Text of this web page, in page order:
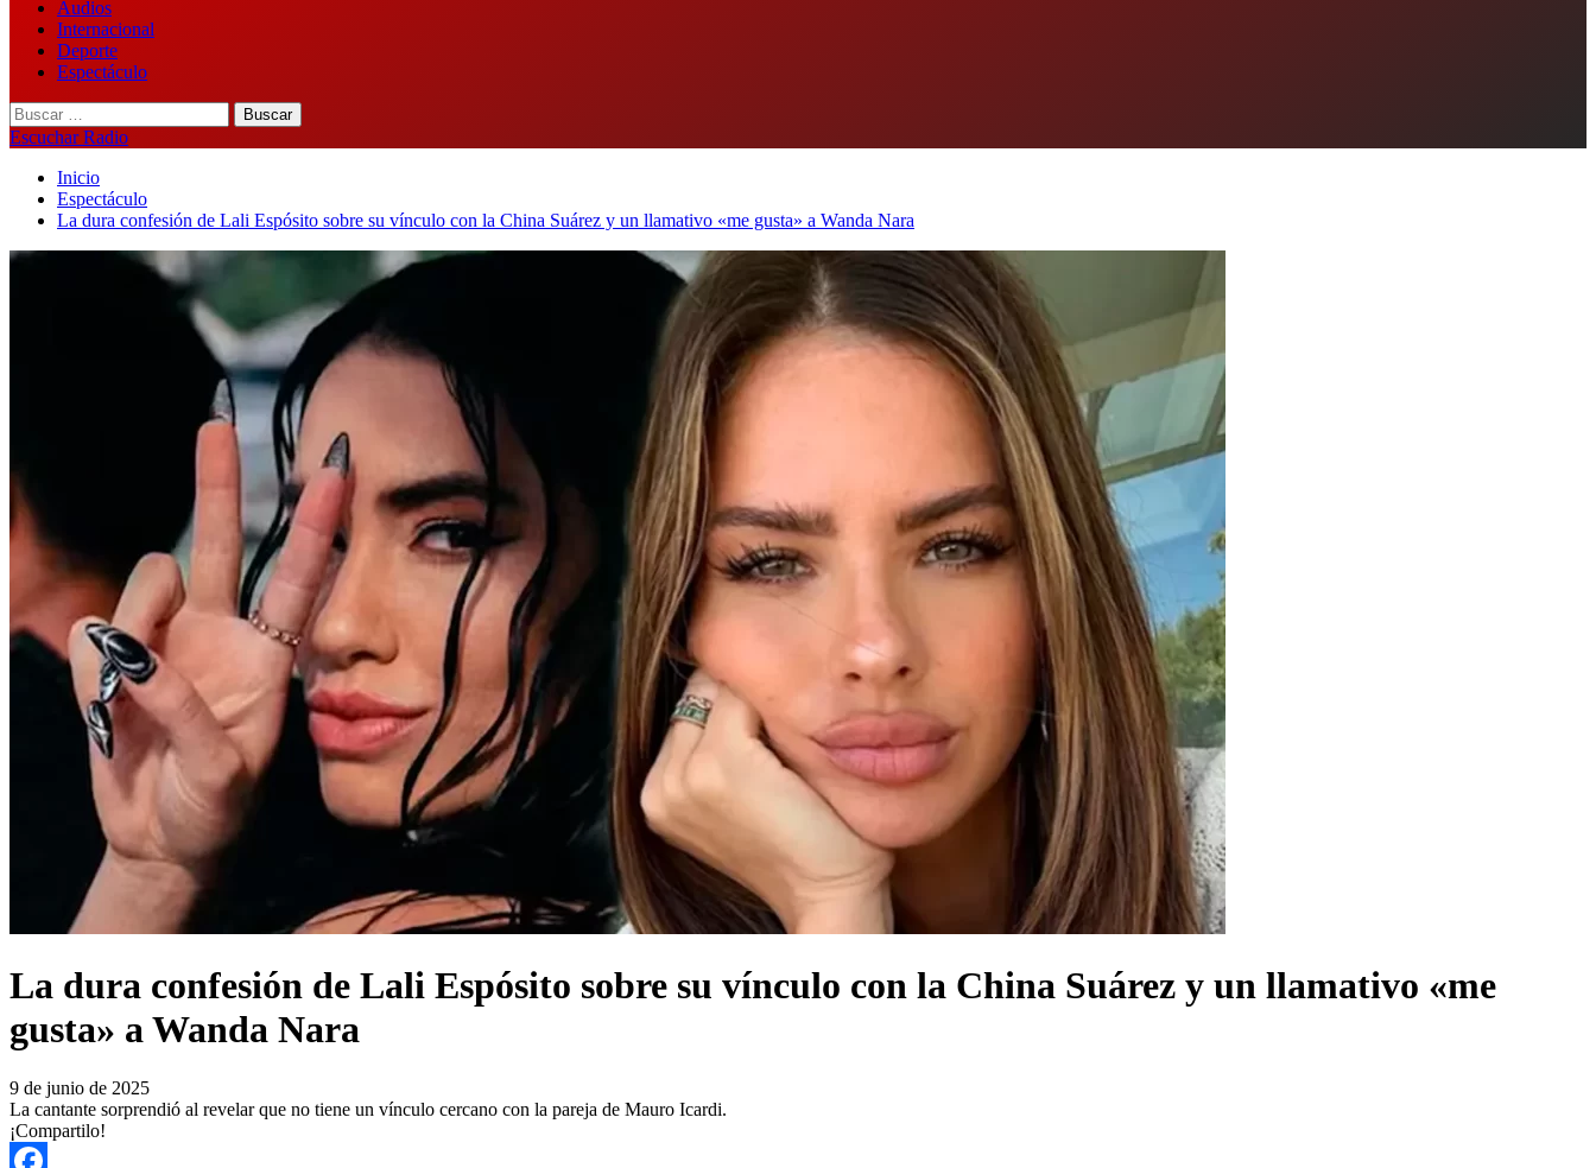
Audios
Internacional
Deporte
Espectáculo
Buscar:
Escuchar Radio
Inicio
Espectáculo
La dura confesión de Lali Espósito sobre su vínculo con la China Suárez y un llamativo «me gusta» a Wanda Nara
La dura confesión de Lali Espósito sobre su vínculo con la China Suárez y un llamativo «me
gusta» a Wanda Nara
9 de junio de 2025
La cantante sorprendió al revelar que no tiene un vínculo cercano con la pareja de Mauro Icardi.
¡Compartilo!